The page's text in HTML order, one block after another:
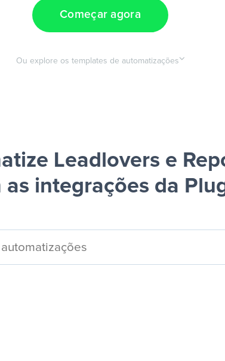
Começar agora
Ou explore os templates de automatizações
Leadlovers e
as integrações da